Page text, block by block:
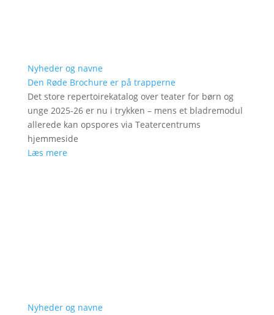
Nyheder og navne
Den Røde Brochure er på trapperne
Det store repertoirekatalog over teater for børn og
unge 2025-26 er nu i trykken – mens et bladremodul
allerede kan opspores via Teatercentrums
hjemmeside
Læs mere
Nyheder og navne